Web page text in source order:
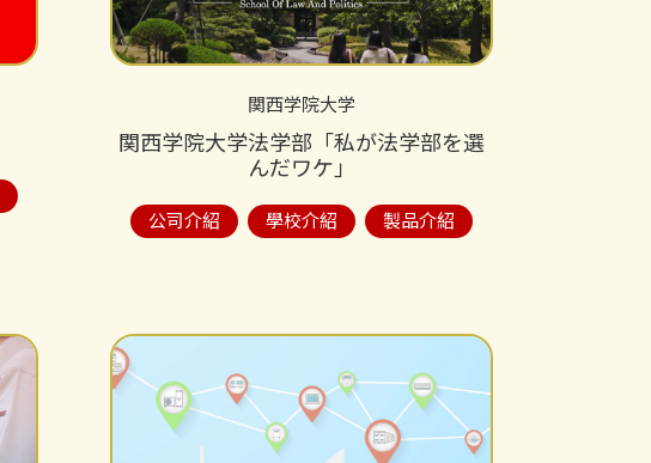
関西学院大学
関西学院大学法学部「私が法学部を選
んだワケ」
公司介紹 學校介紹 製品介紹